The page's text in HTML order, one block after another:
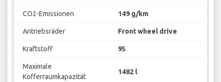
CO2-Emissionen 149 g/km
Antriebsräder Front wheel drive
Kraftstoff 95
Maximale
Kofferraumkapazität
1482 l